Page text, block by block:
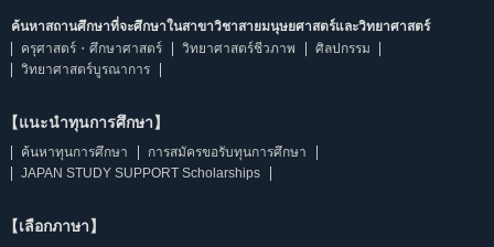
ค้นหาสถานศึกษาที่จะศึกษาในสาขาวิชาสายมนุษยศาสตร์และวิทยาศาสตร์
ครุศาสตร์・ศึกษาศาสตร์
วิทยาศาสตร์ชีวภาพ
ศิลปกรรม
วิทยาศาสตร์บูรณาการ
【แนะนำทุนการศึกษา】
ค้นหาทุนการศึกษา
การสมัครขอรับทุนการศึกษา
JAPAN STUDY SUPPORT Scholarships
【เลือกภาษา】